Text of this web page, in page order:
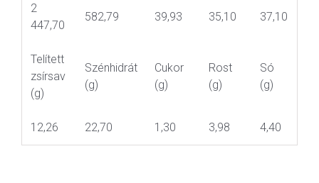
2
447,70
582,79 39,93 35,10 37,10
Telített
zsírsav
(g)
Szénhidrát
(g)
Cukor
(g)
Rost
(g)
Só
(g)
12,26 22,70 1,30 3,98 4,40